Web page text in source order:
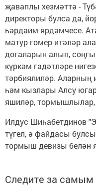
җаваплы хезмәттә -
директоры булса да,
һәрдаим ярдәмчесе.
матур гомер итәләр
догаларын алып,
күркәм гадәтләре
тәрбиялиләр. Аларның
һәм кызлары Алсу
яшиләр, тормышлылар,
Илдус Шиһабетдинов
түгел, ә файдасы
тормыш девизы белән
Следите за